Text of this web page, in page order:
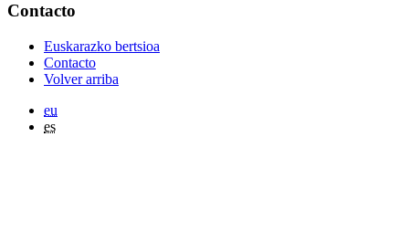
Contacto
Euskarazko bertsioa
Contacto
Volver arriba
eu
es